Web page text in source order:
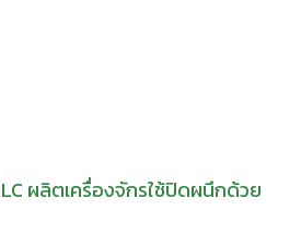
ผลิตเครื่องจักรใช้ปิดผนึกด้วย